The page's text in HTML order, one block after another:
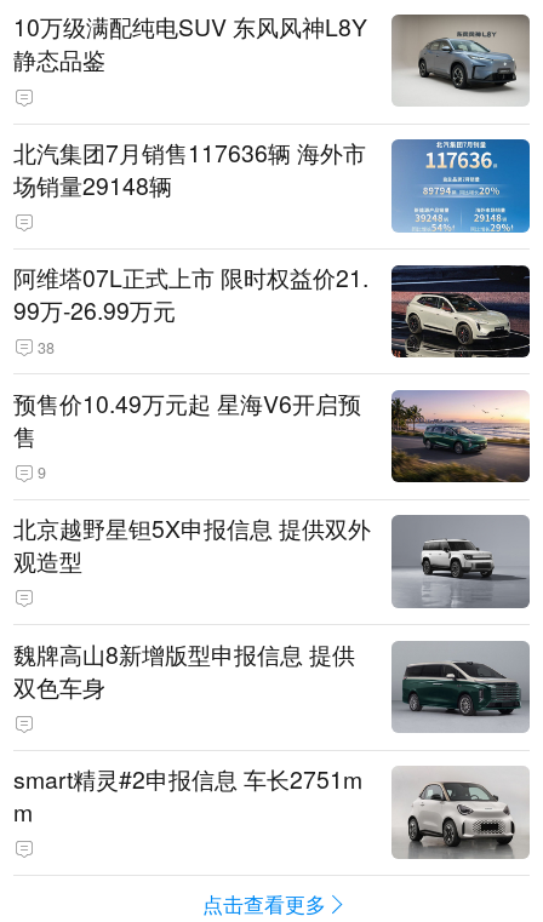
10万级满配纯电SUV 东风风神L8Y
静态品鉴
北汽集团7月销售117636辆 海外市
场销量29148辆
阿维塔07L正式上市 限时权益价21.
99万-26.99万元
38
预售价10.49万元起 星海V6开启预
售
9
北京越野星钽5X申报信息 提供双外
观造型
魏牌高山8新增版型申报信息 提供
双色车身
smart精灵#2申报信息 车长2751m
m
点击查看更多